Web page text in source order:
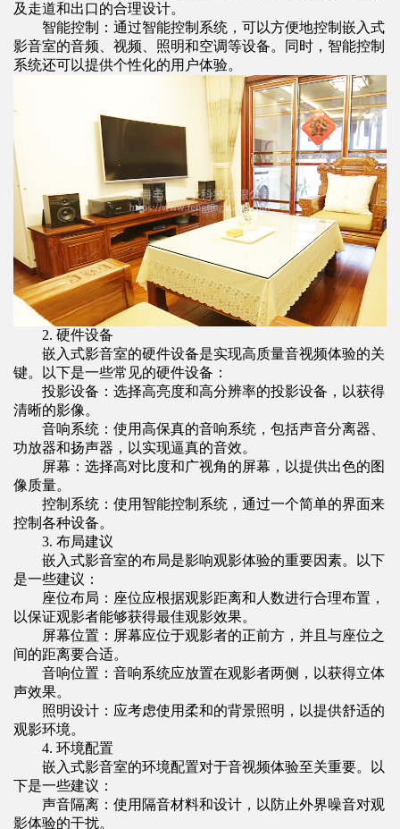
及走道和出口的合理设计。
智能控制：通过智能控制系统，可以方便地控制嵌入式
影音室的音频、视频、照明和空调等设备。同时，智能控制
系统还可以提供个性化的用户体验。
2. 硬件设备
嵌入式影音室的硬件设备是实现高质量音视频体验的关
键。以下是一些常见的硬件设备：
投影设备：选择高亮度和高分辨率的投影设备，以获得
清晰的影像。
音响系统：使用高保真的音响系统，包括声音分离器、
功放器和扬声器，以实现逼真的音效。
屏幕：选择高对比度和广视角的屏幕，以提供出色的图
像质量。
控制系统：使用智能控制系统，通过一个简单的界面来
控制各种设备。
3. 布局建议
嵌入式影音室的布局是影响观影体验的重要因素。以下
是一些建议：
座位布局：座位应根据观影距离和人数进行合理布置，
以保证观影者能够获得最佳观影效果。
屏幕位置：屏幕应位于观影者的正前方，并且与座位之
间的距离要合适。
音响位置：音响系统应放置在观影者两侧，以获得立体
声效果。
照明设计：应考虑使用柔和的背景照明，以提供舒适的
观影环境。
4. 环境配置
嵌入式影音室的环境配置对于音视频体验至关重要。以
下是一些建议：
声音隔离：使用隔音材料和设计，以防止外界噪音对观
影体验的干扰。